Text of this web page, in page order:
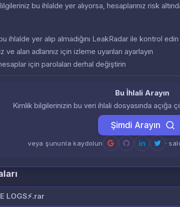
bu ihlalde yer alıyorsa, hesaplarınız risk
ihlalde yer alıp almadığını LeakRadar ile kontrol edin
alan adlarınız için izleme uyarıları ayarlayın
için parolaları derhal değiştirin
Bu İhlali Arayın
Kimlik bilgilerinizin bu veri ihlali dosyasında açığa
Şimdi Arayın
veya şununla kaydolun ·
LOGS⚡️.rar